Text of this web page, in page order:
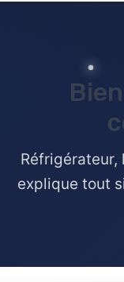
explique tout